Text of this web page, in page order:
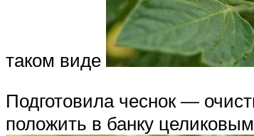
таком виде
Подготовила чеснок —
положить в банку